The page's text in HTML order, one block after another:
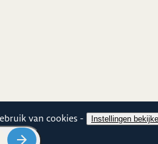
van cookies - Cookie
Instellingen